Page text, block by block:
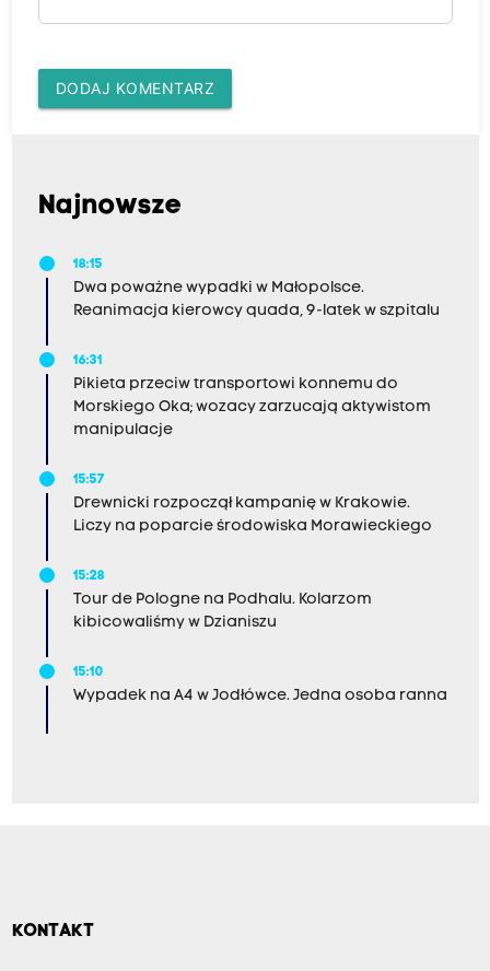
DODAJ KOMENTARZ
Najnowsze
18:15
Dwa poważne wypadki w Małopolsce.
Reanimacja kierowcy quada, 9-latek w szpitalu
16:31
Pikieta przeciw transportowi konnemu do
Morskiego Oka; wozacy zarzucają aktywistom
manipulacje
15:57
Drewnicki rozpoczął kampanię w Krakowie.
Liczy na poparcie środowiska Morawieckiego
15:28
Tour de Pologne na Podhalu. Kolarzom
kibicowaliśmy w Dzianiszu
15:10
Wypadek na A4 w Jodłówce. Jedna osoba ranna
KONTAKT